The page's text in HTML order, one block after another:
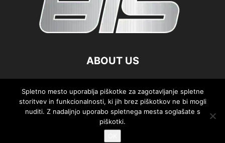
ABOUT US
FOLLOW US
Spletno mesto uporablja piškotke za zagotavljanje spletne
storitvev in funkcionalnosti, ki jih brez piškotkov ne bi mogli
nuditi. Z nadaljnjo uporabo spletnega mesta soglašate s
piškotki.